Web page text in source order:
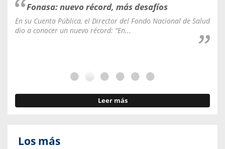
Fonasa: nuevo récord, más desafíos
En su Cuenta Pública, el Director del Fondo Nacional de Salud
dio a conocer un nuevo récord: “En...
Leer más
Los más